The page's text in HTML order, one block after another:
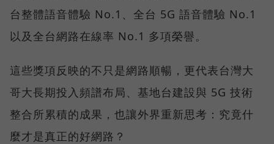
台整體語音體驗 No.1、全台 5G 語音體驗 No.1
以及全台網路在線率 No.1 多項榮譽。
這些獎項反映的不只是網路順暢，更代表台灣大
哥大長期投入頻譜布局、基地台建設與 5G 技術
整合所累積的成果，也讓外界重新思考：究竟什
麼才是真正的好網路？